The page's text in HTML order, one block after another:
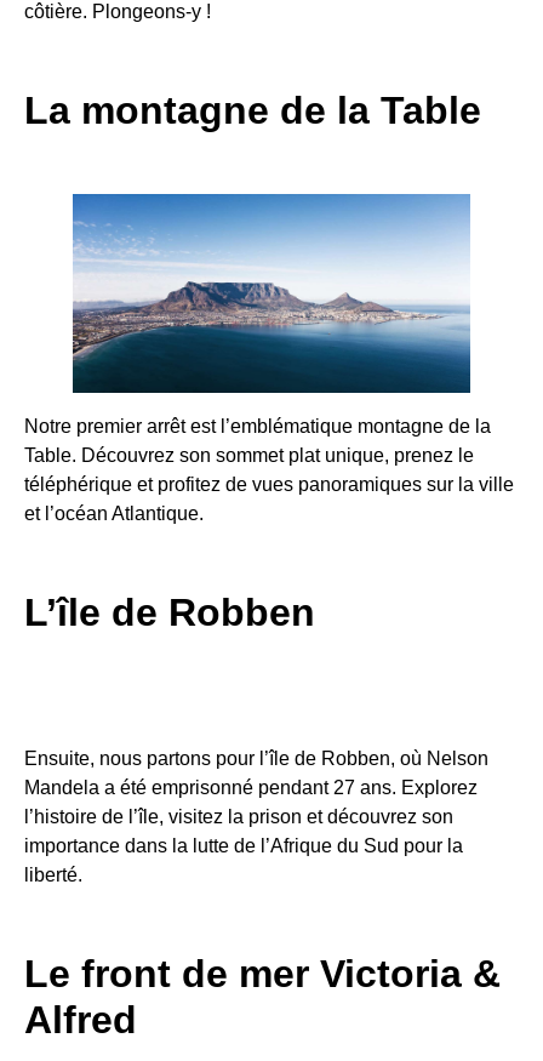
côtière. Plongeons-y !
La montagne de la Table
Notre premier arrêt est l’emblématique montagne de la
Table. Découvrez son sommet plat unique, prenez le
téléphérique et profitez de vues panoramiques sur la ville
et l’océan Atlantique.
L’île de Robben
Ensuite, nous partons pour l’île de Robben, où Nelson
Mandela a été emprisonné pendant 27 ans. Explorez
l’histoire de l’île, visitez la prison et découvrez son
importance dans la lutte de l’Afrique du Sud pour la
liberté.
Le front de mer Victoria &
Alfred